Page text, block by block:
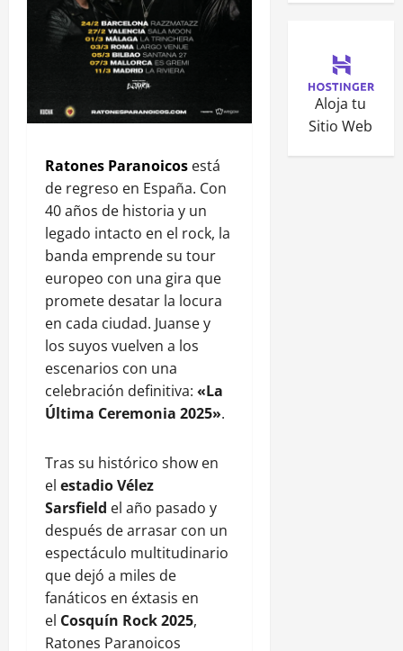
Ratones Paranoicos está
de regreso en España. Con
40 años de historia y un
legado intacto en el rock, la
banda emprende su tour
europeo con una gira que
promete desatar la locura
en cada ciudad. Juanse y
los suyos vuelven a los
escenarios con una
celebración definitiva: «La
Última Ceremonia 2025».
Tras su histórico show en
el estadio Vélez
Sarsfield el año pasado y
después de arrasar con un
espectáculo multitudinario
que dejó a miles de
fanáticos en éxtasis en
el Cosquín Rock 2025,
Ratones Paranoicos
Aloja tu
Sitio Web